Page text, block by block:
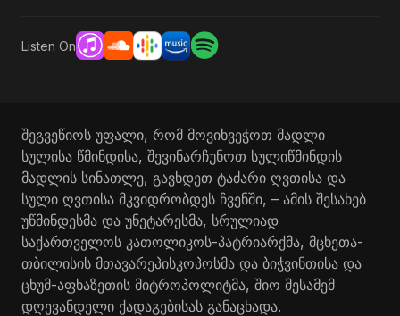
Listen On
შეგვეწიოს უფალი, რომ მოვიხვეჭოთ მადლი
სულისა წმინდისა, შევინარჩუნოთ სულიწმინდის
მადლის სინათლე, გავხდეთ ტაძარი ღვთისა და
სული ღვთისა მკვიდრობდეს ჩვენში, – ამის შესახებ
უწმინდესმა და უნეტარესმა, სრულიად
საქართველოს კათოლიკოს-პატრიარქმა, მცხეთა-
თბილისის მთავარეპისკოპოსმა და ბიჭვინთისა და
ცხუმ-აფხაზეთის მიტროპოლიტმა, შიო მესამემ
დღევანდელი ქადაგებისას განაცხადა.